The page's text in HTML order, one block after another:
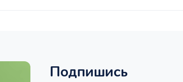
Подпишись